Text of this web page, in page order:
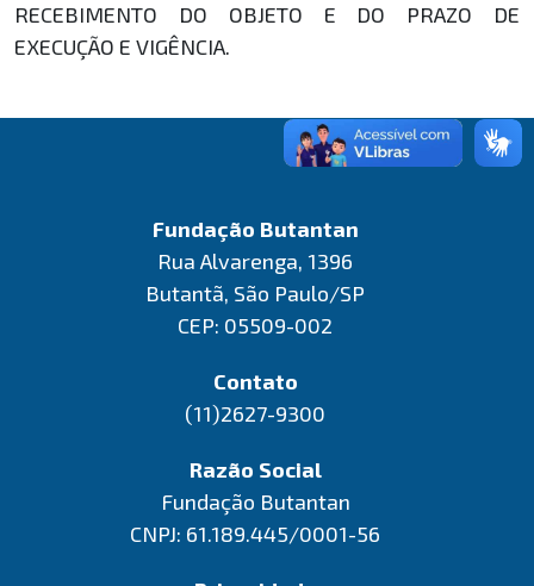
RECEBIMENTO DO OBJETO E DO PRAZO DE
EXECUÇÃO E VIGÊNCIA.
Fundação Butantan
Rua Alvarenga, 1396
Butantã, São Paulo/SP
CEP: 05509-002
Contato
(11)2627-9300
Razão Social
Fundação Butantan
CNPJ: 61.189.445/0001-56